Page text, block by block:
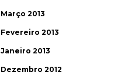
Março 2013
Fevereiro 2013
Janeiro 2013
Dezembro 2012